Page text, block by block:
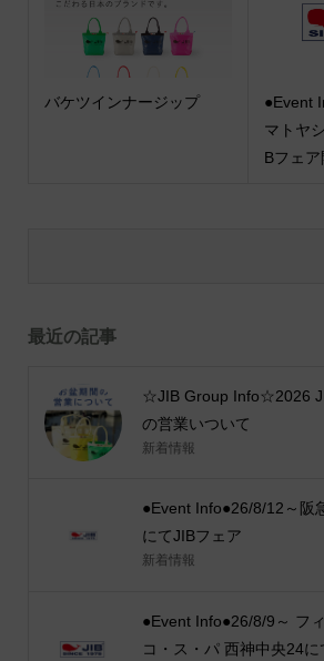
バケツインナージップ
●Event
マトヤ
Bフェア
最近の記事
☆JIB Group Info☆2026
の営業いついて
新着情報
●Event Info●26/8/12～阪
にてJIBフェア
新着情報
●Event Info●26/8/9～ フ
コ・ス・パ 西神中央24に